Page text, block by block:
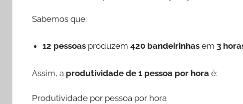
Sabemos que:
12 pessoas produzem420 bandeirinhas em3
Assim, a produtividade de 1 pessoa por hora é:
Produtividade por pessoa por hora